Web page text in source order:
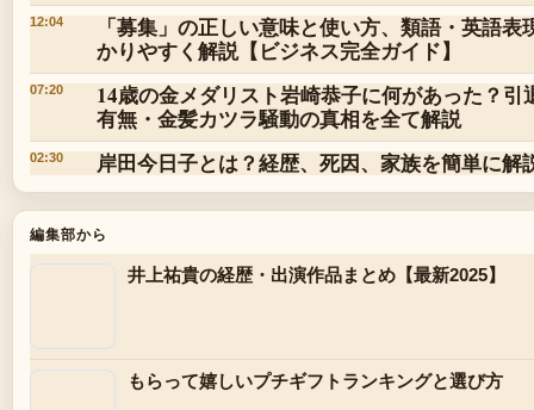
12:04
「募集」の正しい意味と使い方、類語・英語
かりやすく解説【ビジネス完全ガイド】
07:20
14歳の金メダリスト岩崎恭子に何があった？
有無・金髪カツラ騒動の真相を全て解説
02:30 岸田今日子とは？経歴、死因、家族を簡単に解
編集部から
井上祐貴の経歴・出演作品まとめ【最新2025】
もらって嬉しいプチギフトランキングと選び方